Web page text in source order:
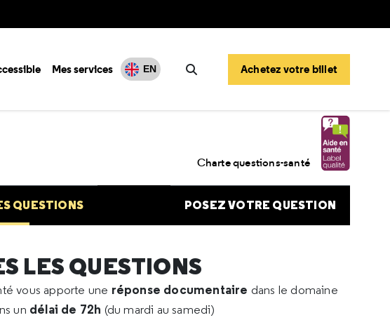
Mes services EN
Rechercher
Achetez votre billet
Charte questions-santé
QUESTIONS POSEZ VOTRE QUESTION
LES QUESTIONS
vous apporte une réponse documentaire dans le domaine
un délai de 72h (du mardi au samedi)